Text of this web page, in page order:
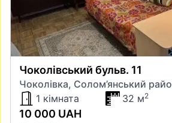
Чоколівський бульв. 11
Чоколівка, Солом’янський
1 кімната
32 м2
10 000 UAH